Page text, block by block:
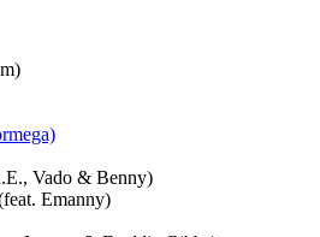
Vado & Benny)
Emanny)